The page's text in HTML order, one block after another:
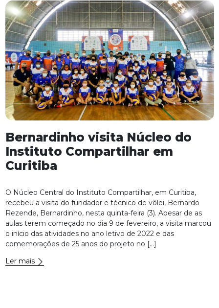
Bernardinho visita Núcleo do
Instituto Compartilhar em
Curitiba
O Núcleo Central do Instituto Compartilhar, em Curitiba,
recebeu a visita do fundador e técnico de vôlei, Bernardo
Rezende, Bernardinho, nesta quinta-feira (3). Apesar de as
aulas terem começado no dia 9 de fevereiro, a visita marcou
o início das atividades no ano letivo de 2022 e das
comemorações de 25 anos do projeto no […]
Ler mais